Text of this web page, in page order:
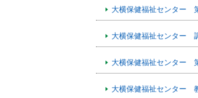
大横保健福祉センター
大横保健福祉センター
大横保健福祉センター
大横保健福祉センター